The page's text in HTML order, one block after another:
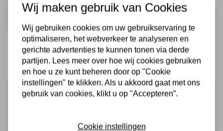
Schrijf je in voor de nieuwsbrief
direct in je mailbox!
Wij maken gebruik van Cookies
Wij gebruiken cookies om uw gebruikservaring te
optimaliseren, het webverkeer te analyseren en
gerichte advertenties te kunnen tonen via derde
partijen. Lees meer over hoe wij cookies gebruiken
en hoe u ze kunt beheren door op "Cookie
instellingen" te klikken. Als u akkoord gaat met ons
gebruik van cookies, klikt u op "Accepteren”.
Cookie instellingen